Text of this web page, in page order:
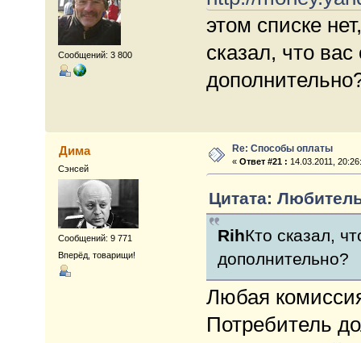
Сообщений: 3 800
этом списке
сказал, что
Дима
Сэнсей
Сообщений: 9 771
Вперёд, товарищи!
Re: Способы оплаты
«Ответ #21 : 14.03.2011,
Цитата:
RihКто сказал,
дополнительно?
Любая
Потребитель